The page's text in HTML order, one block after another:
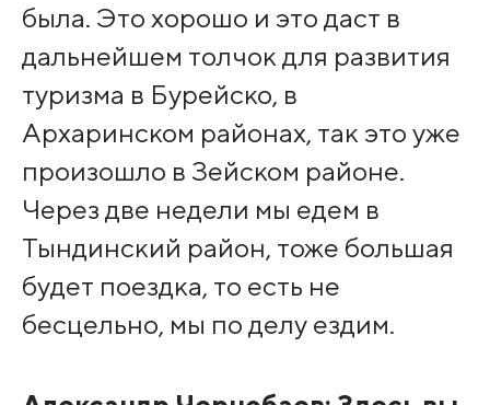
была. Это хорошо и это даст в
дальнейшем толчок для развития
туризма в Бурейско, в
Архаринском районах, так это уже
произошло в Зейском районе.
Через две недели мы едем в
Тындинский район, тоже большая
будет поездка, то есть не
бесцельно, мы по делу ездим.